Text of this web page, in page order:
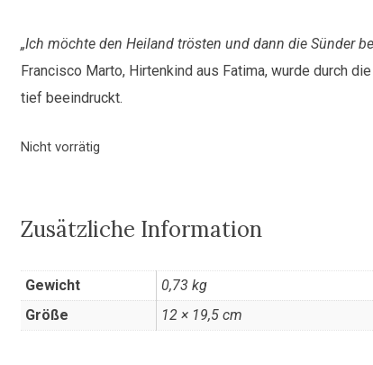
„Ich möchte den Heiland trösten und dann die Sünder
Francisco Marto, Hirtenkind aus Fatima, wurde durch
tief beeindruckt.
Nicht vorrätig
Zusätzliche Information
Gewicht
0,73 kg
Größe
12 × 19,5 cm